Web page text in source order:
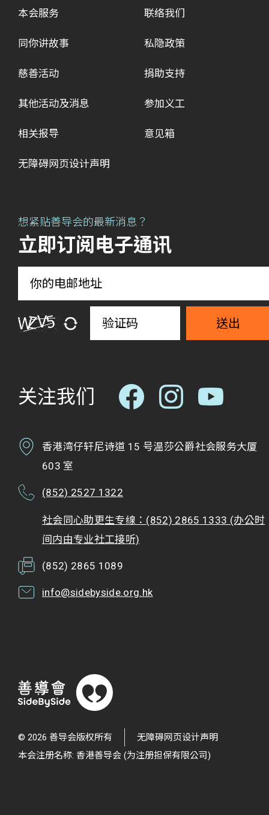
本会服务
同你讲故事
慈善活动
其他活动及消息
相关报导
联络我们
私隐政策
捐助支持
参加义工
意见箱
无障碍网页设计声明
想紧贴善导会的最新消息？
立即订阅电子通讯
送出
关注我们
香港湾仔轩尼诗道 15 号温莎公爵社会服务大厦
603 室
(852) 2527 1322
社会同心助更生专缐：(852) 2865 1333 (办公时
间内由专业社工接听)
(852) 2865 1089
info@sidebyside.org.hk
© 2026 善导会版权所有
无障碍网页设计声明
本会注册名称: 香港善导会 (为注册担保有限公司)